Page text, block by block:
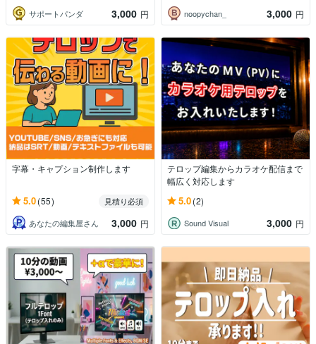
サポートパンダ
3,000 円
noopychan_
3,000 円
字幕・キャプション制作します
5.0(55)
見積り必須
あなたの編集屋さん
3,000 円
テロップ編集からカラオケ配信まで
幅広く対応します
5.0(2)
Sound Visual 3,000 円